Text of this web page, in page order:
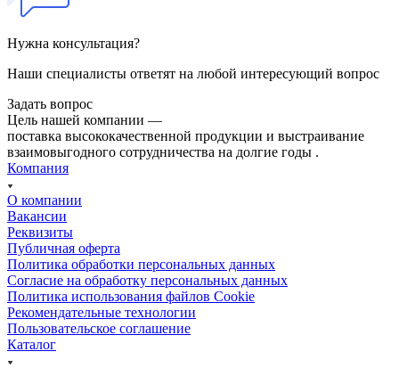
Нужна консультация?
Наши специалисты ответят на любой интересующий вопрос
Задать вопрос
Цель нашей компании —
поставка высококачественной продукции и выстраивание
взаимовыгодного сотрудничества на долгие годы .
Компания
О компании
Вакансии
Реквизиты
Публичная оферта
Политика обработки персональных данных
Cогласие на обработку персональных данных
Политика использования файлов Cookie
Рекомендательные технологии
Пользовательское соглашение
Каталог